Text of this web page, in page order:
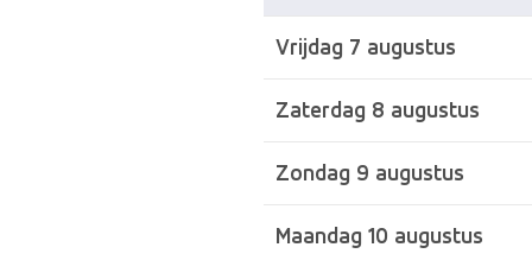
Vrijdag 7 augustus
Zaterdag 8 augustus
Zondag 9 augustus
Maandag 10 augustus